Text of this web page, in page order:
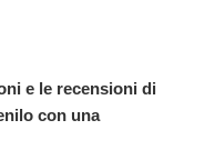
e le recensioni di
con una